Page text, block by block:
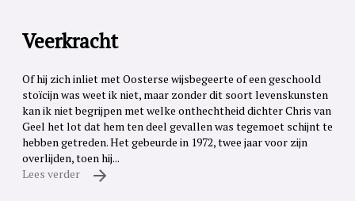
Veerkracht
Of hij zich inliet met Oosterse wijsbegeerte of een geschoold
stoïcijn was weet ik niet, maar zonder dit soort levenskunsten
kan ik niet begrijpen met welke onthechtheid dichter Chris van
Geel het lot dat hem ten deel gevallen was tegemoet schijnt te
hebben getreden. Het gebeurde in 1972, twee jaar voor zijn
overlijden, toen hij...
Lees verder